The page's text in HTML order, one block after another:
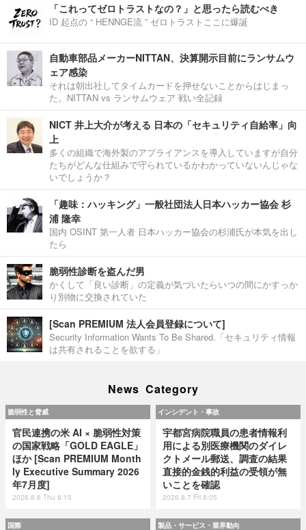
「これってゼロトラストなの？」と思ったら読むべき
ID 起点の “ HENNGE流 ” ゼロトラストここに爆誕
自動車部品メーカーNITTAN、決算開示目前にランサムウ
ェア感染
それは朝出社してタイムカードを押せないことからはじまっ
た。NITTAN vs ランサムウェア 戦い全記録
NICT 井上大介が考える 日本の「セキュリティ自給率」向
上
多くの組織で海外製のアプライアンスを導入していますが自分
たちがどんな仕組みで守られているかわかっていないんじゃな
いでしょうか？
「趣味：ハッキング」一般社団法人日本ハッカー協会 杉
浦 隆幸
国内 OSINT 第一人者 日本ハッカー協会の杉浦氏が本気を出し
たら
脆弱性診断を盗んだ男
かくして「良い診断」の定義が気づいたらいつの間にかすっか
り別物に交換されていた
[Scan PREMIUM 法人会員登録について]
Security Information Wants To Be Shared.「セキュリティ情報
は共有されることを欲する」
News Category
脆弱性と脅威
官民連携の米 AI × 脆弱性対策
の国家戦略「GOLD EAGLE」
ほか [Scan PREMIUM Month
ly Executive Summary 2026
年7月度]
2026.8.6 Thu 8:15
インシデント・事故
宇都宮病院職員の患者情報利
用による別医療機関のダイレ
クトメール郵送、調査の結果
直接的金銭的利益の受領が無
いことを確認
2026.8.7 Fri 8:05
国際 製品・サービス・業界動向